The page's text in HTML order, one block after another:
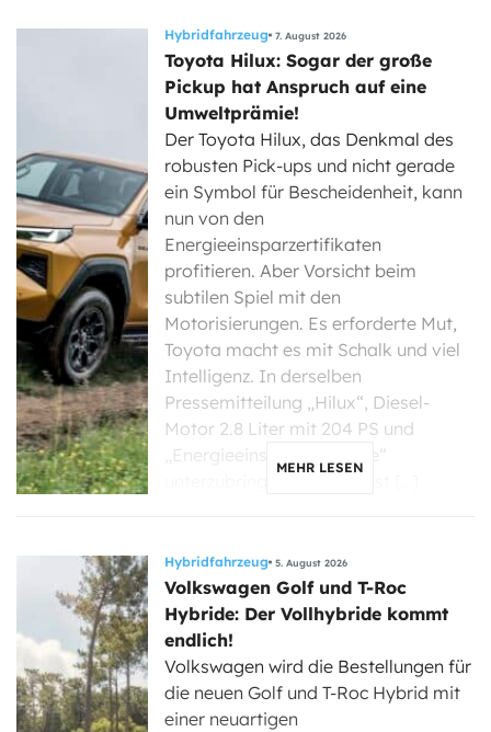
Hybridfahrzeug 7. August 2026
Toyota Hilux: Sogar der große
Pickup hat Anspruch auf eine
Umweltprämie!
Der Toyota Hilux, das Denkmal des
robusten Pick-ups und nicht gerade
ein Symbol für Bescheidenheit, kann
nun von den
Energieeinsparzertifikaten
profitieren. Aber Vorsicht beim
subtilen Spiel mit den
Motorisierungen. Es erforderte Mut,
Toyota macht es mit Schalk und viel
Intelligenz. In derselben
Pressemitteilung „Hilux“, Diesel-
Motor 2.8 Liter mit 204 PS und
„Energieeinsparzertifikate“
MEHR LESEN
Hybridfahrzeug 5. August 2026
Volkswagen Golf und T-Roc
Hybride: Der Vollhybride kommt
endlich!
Volkswagen wird die Bestellungen für
die neuen Golf und T-Roc Hybrid mit
einer neuartigen